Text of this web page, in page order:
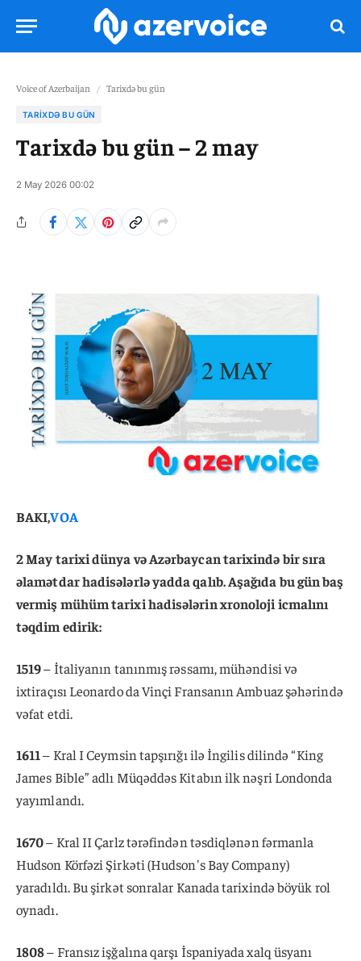
Voice of Azerbaijan / Tarixdə bu gün
TARIXDƏ BU GÜN
Tarixdə bu gün – 2 may
2 May 2026 00:02
BAKI,VOA
2 May tarixi dünya və Azərbaycan tarixində bir sıra
əlamətdar hadisələrlə yadda qalıb. Aşağıda bu gün baş
vermiş mühüm tarixi hadisələrin xronoloji icmalını
təqdim edirik:
1519– İtaliyanın tanınmış rəssamı, mühəndisi və
ixtiraçısı Leonardo da Vinçi Fransanın Ambuaz şəhərində
vəfat etdi.
1611– Kral I Ceymsin tapşırığı ilə İngilis dilində “King
James Bible” adlı Müqəddəs Kitabın ilk nəşri Londonda
yayımlandı.
1670– Kral II Çarlz tərəfindən təsdiqlənən fərmanla
Hudson Körfəzi Şirkəti (Hudson's Bay Company)
yaradıldı. Bu şirkət sonralar Kanada tarixində böyük rol
oynadı.
1808– Fransız işğalına qarşı İspaniyada xalq üsyanı